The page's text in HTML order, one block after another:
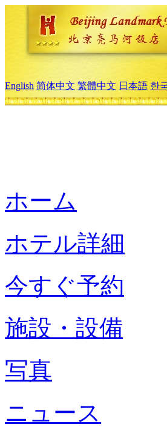
English 简体中文 繁體中文 日本語 한
ホーム
ホテル詳細
今すぐ予約
施設・設備
写真
ニュース